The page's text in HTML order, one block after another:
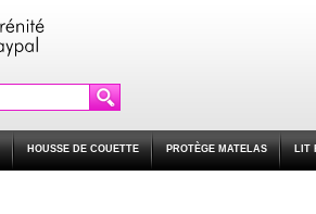
HOUSSE DE COUETTE PROTÈGE MATELAS LIT